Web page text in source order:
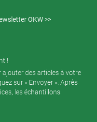
OKW >>
!
ajouter des articles à votre
sur « Envoyer ». Après
les échantillons